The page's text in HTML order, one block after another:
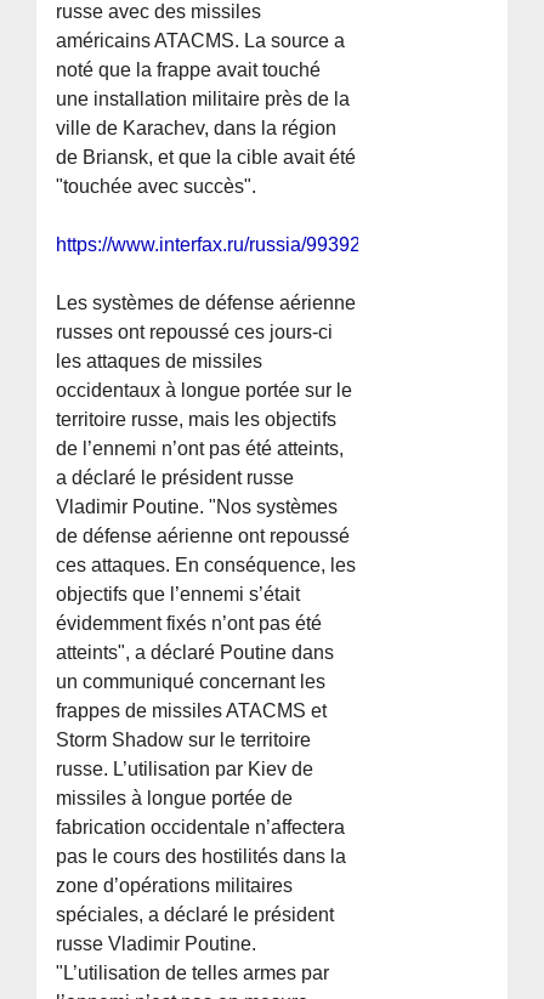
russe avec des missiles
américains ATACMS. La source a
noté que la frappe avait touché
une installation militaire près de la
ville de Karachev, dans la région
de Briansk, et que la cible avait été
"touchée avec succès".
https://www.interfax.ru/russia/993923
Les systèmes de défense aérienne
russes ont repoussé ces jours-ci
les attaques de missiles
occidentaux à longue portée sur le
territoire russe, mais les objectifs
de l’ennemi n’ont pas été atteints,
a déclaré le président russe
Vladimir Poutine. "Nos systèmes
de défense aérienne ont repoussé
ces attaques. En conséquence, les
objectifs que l’ennemi s’était
évidemment fixés n’ont pas été
atteints", a déclaré Poutine dans
un communiqué concernant les
frappes de missiles ATACMS et
Storm Shadow sur le territoire
russe. L’utilisation par Kiev de
missiles à longue portée de
fabrication occidentale n’affectera
pas le cours des hostilités dans la
zone d’opérations militaires
spéciales, a déclaré le président
russe Vladimir Poutine.
"L’utilisation de telles armes par